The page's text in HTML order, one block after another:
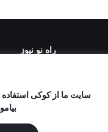
راه نو نیوز
تمامی حقوق مطالب
سایت ما از کوکی استفاده